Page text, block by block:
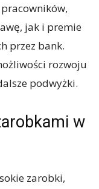
jak i premie
przez bank.
rozwoju
podwyżki.
w
zarobki,